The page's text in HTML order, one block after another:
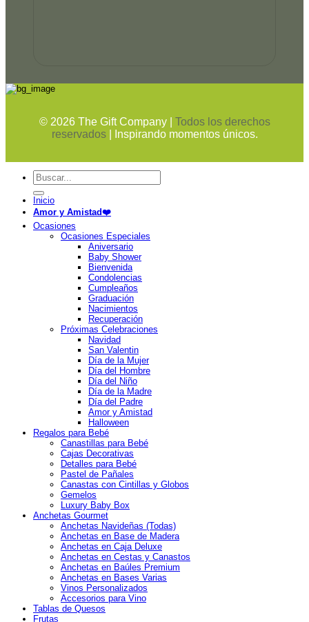
© 2026The Gift Company | Todos los derechos
reservados
| Inspirando momentos únicos.
Buscar
por:
Inicio
Amor y Amistad❤️
Ocasiones
Ocasiones Especiales
Aniversario
Baby Shower
Bienvenida
Condolencias
Cumpleaños
Graduación
Nacimientos
Recuperación
Próximas Celebraciones
Navidad
San Valentin
Día de la Mujer
Día del Hombre
Día del Niño
Día de la Madre
Día del Padre
Amor y Amistad
Halloween
Regalos para Bebé
Canastillas para Bebé
Cajas Decorativas
Detalles para Bebé
Pastel de Pañales
Canastas con Cintillas y Globos
Gemelos
Luxury Baby Box
Anchetas Gourmet
Anchetas Navideñas (Todas)
Anchetas en Base de Madera
Anchetas en Caja Deluxe
Anchetas en Cestas y Canastos
Anchetas en Baúles Premium
Anchetas en Bases Varias
Vinos Personalizados
Accesorios para Vino
Tablas de Quesos
Frutas